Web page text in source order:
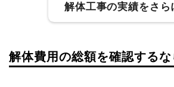
消費税
坪数 302坪
解体工事の実績をさら
建物の種類/構造 内装解体店
解体費用の総額を確認するな